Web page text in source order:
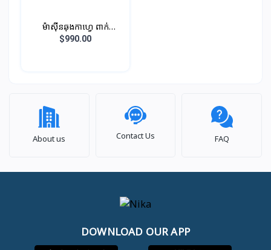
ម៉ាស៊ីនឆុងកាហ្វេ ពាក់
កណ្ដាលអូតូម៉ាទិច (ខ្នាត តូច)​
$990.00
About us Contact Us FAQ
DOWNLOAD OUR APP